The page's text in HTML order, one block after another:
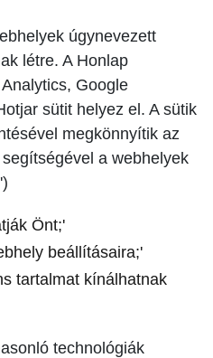
úgynevezett
létre. A Honlap
Google
sütit helyez el. A sütik
megkönnyítik az
a webhelyek
Önt;'
beállításaira;'
tartalmat kínálhatnak
technológiák